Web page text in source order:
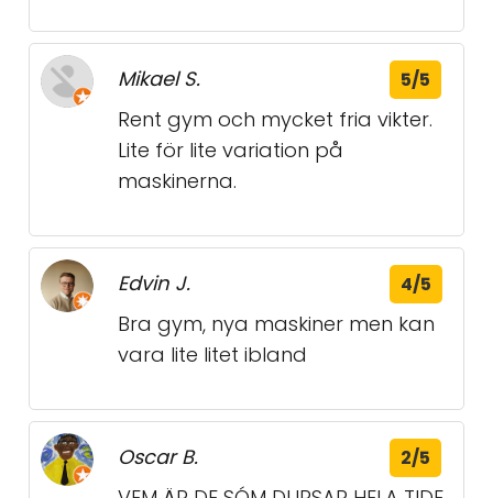
Mikael S. 5/5
Rent gym och mycket fria vikter.
Lite för lite variation på
maskinerna.
Edvin J. 4/5
Bra gym, nya maskiner men kan
vara lite litet ibland
Oscar B. 2/5